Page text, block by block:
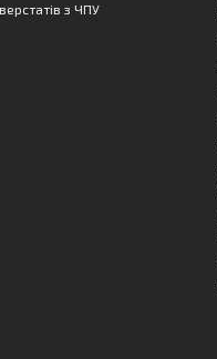
з ЧПУ